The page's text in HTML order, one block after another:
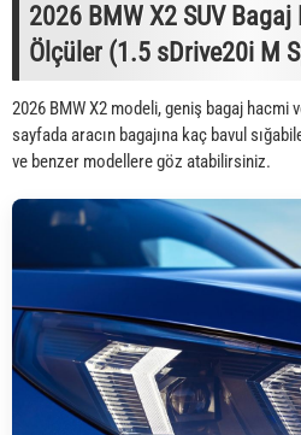
2026 BMW X2 SUV
Ölçüler (1.5 sDrive20i M
2026 BMW X2 modeli, geniş bagaj hacmi
sayfada aracın bagajına kaç bavul
ve benzer modellere göz atabilirsiniz.